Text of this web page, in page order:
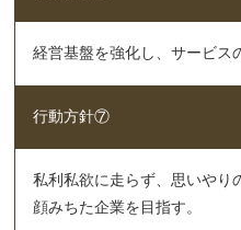
経営基盤を強化し、サービス
行動方針⑦
私利私欲に走らず、思いやり
顔みちた企業を目指す。